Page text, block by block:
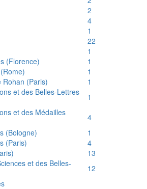
2
4
1
22
1
(Florence)
1
1
Rohan (Paris)
1
et des Belles-Lettres
1
et des Médailles
4
(Bologne)
1
(Paris)
4
13
et des Belles-
12